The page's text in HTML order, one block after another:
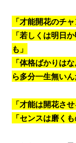
「才能開花のチ
「若しくは明日
も」
「体格ばかりは
ら多分一生無いん
「才能は開花させ
「センスは磨くも